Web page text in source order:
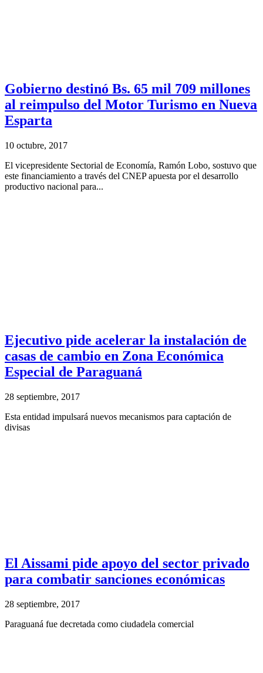
Gobierno destinó Bs. 65 mil 709 millones
al reimpulso del Motor Turismo en Nueva
Esparta
10 octubre, 2017
El vicepresidente Sectorial de Economía, Ramón Lobo, sostuvo que
este financiamiento a través del CNEP apuesta por el desarrollo
productivo nacional para...
Ejecutivo pide acelerar la instalación de
casas de cambio en Zona Económica
Especial de Paraguaná
28 septiembre, 2017
Esta entidad impulsará nuevos mecanismos para captación de
divisas
El Aissami pide apoyo del sector privado
para combatir sanciones económicas
28 septiembre, 2017
Paraguaná fue decretada como ciudadela comercial